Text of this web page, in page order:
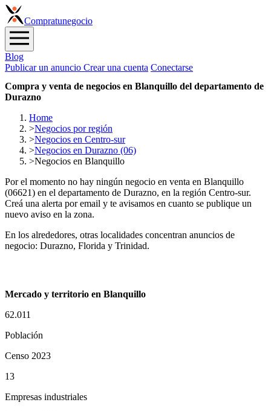
Compratunegocio
Blog
Publicar un anuncio Crear una cuenta Conectarse
Compra y venta de negocios en Blanquillo del departamento de
Durazno
Home
>Negocios por región
>Negocios en Centro-sur
>Negocios en Durazno (06)
>Negocios en Blanquillo
Por el momento no hay ningún negocio en venta en Blanquillo
(06621) en el departamento de Durazno, en la región Centro-sur.
Creá una alerta por email y te avisamos en cuanto se publique un
nuevo aviso en la zona.
En los alrededores, otras localidades concentran anuncios de
negocio: Durazno, Florida y Trinidad.
Mercado y territorio en Blanquillo
62.011
Población
Censo 2023
13
Empresas industriales